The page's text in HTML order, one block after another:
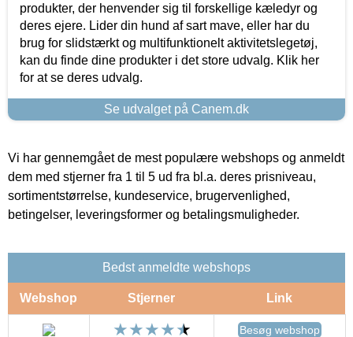
produkter, der henvender sig til forskellige kæledyr og
deres ejere. Lider din hund af sart mave, eller har du
brug for slidstærkt og multifunktionelt aktivitetslegetøj,
kan du finde dine produkter i det store udvalg. Klik her
for at se deres udvalg.
Se udvalget på Canem.dk
Vi har gennemgået de mest populære webshops og anmeldt
dem med stjerner fra 1 til 5 ud fra bl.a. deres prisniveau,
sortimentstørrelse, kundeservice, brugervenlighed,
betingelser, leveringsformer og betalingsmuligheder.
Bedst anmeldte webshops
Webshop Stjerner Link
Besøg webshop